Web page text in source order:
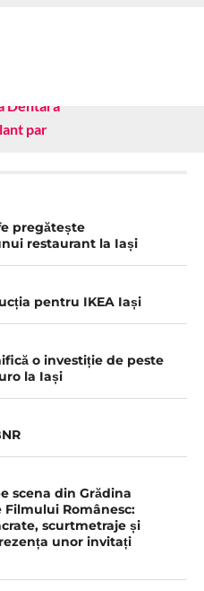
pregătește
restaurant la Iași
pentru IKEA Iași
o investiție de peste
la Iași
scena din Grădina
Filmului Românesc:
scurtmetraje și
unor invitați